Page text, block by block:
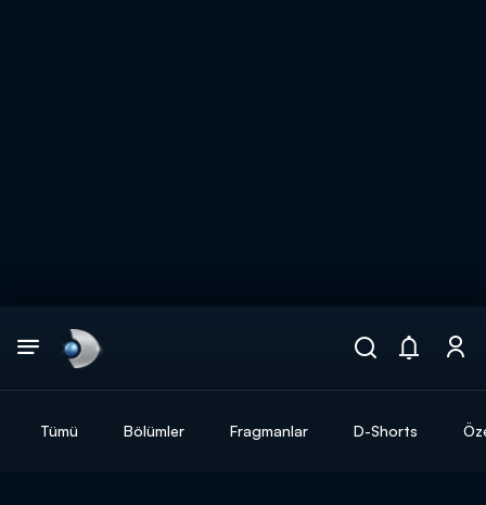
Tümü Bölümler Fragmanlar D-Shorts